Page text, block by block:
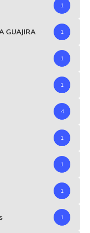
1
GUAJIRA 1
1
1
4
1
1
1
1